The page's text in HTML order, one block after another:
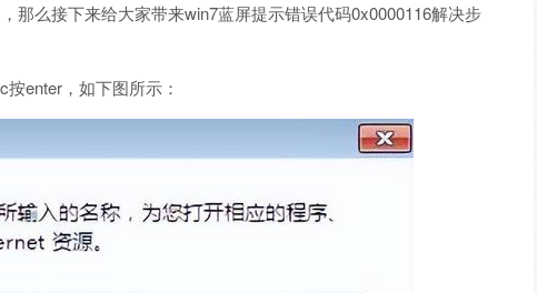
那么接下来给大家带来win7蓝屏提示错误代码0x0000116解决步
enter，如下图所示：